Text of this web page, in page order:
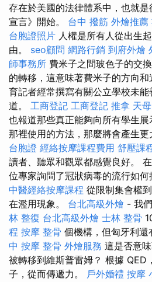
存在於美國的法律體系中，也就
宣言》開始。 台中 撥筋 外燴推薦
台胞證照片 人權是所有人從出生
由。 seo顧問 網路行銷 到府外燴
師事務所 費米子之間玻色子的交
的轉移，這意味著費米子的方向
育記者經常撰寫有關公立學校未
道。 工商登記 工商登記 推拿 天
也報道那些真正能夠向所有學生
那裡使用的方法，那麼將會產生更
台胞證 經絡按摩課程費用 舒壓課
讀者、聽眾和觀眾都感覺良好。
位專家詢問了冠狀病毒的流行如何
中醫經絡按摩課程 從限制集會權
在濫用現象。 台北高級外燴 - 我
林 整復 台北高級外燴 士林 整骨
程 按摩 整骨 個機構，但匈牙利還
中 按摩 整骨 外燴服務 這是否意
被轉移到維斯普雷姆？ 根據 QED
子，從而傳遞力。 戶外婚禮 按摩